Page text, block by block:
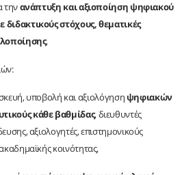
τηνανάπτυξη και αξιοποίηση ψηφιακού
στόχους, θεματικές
.
υποβολή και αξιολόγηση ψηφιακών
κάθε βαθμίδας, διευθυντές
αξιολογητές, επιστημονικούς
κοινότητας,